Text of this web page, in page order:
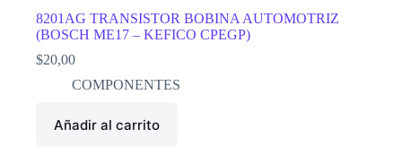
8201AG TRANSISTOR BOBINA AUTOMOTRIZ
(BOSCH ME17 – KEFICO CPEGP)
$20,00
COMPONENTES
Añadir al carrito